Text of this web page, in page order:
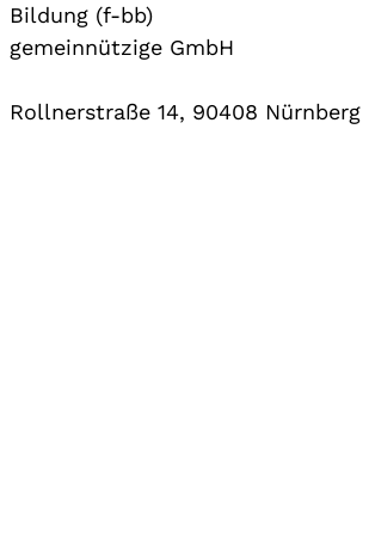
Bildung (f-bb)
gemeinnützige GmbH
Rollnerstraße 14, 90408 Nürnberg